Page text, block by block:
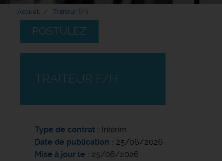
Accueil Traiteur f/h
POSTULEZ
TRAITEUR F/H
Type de contrat
Intérim
Date de publication
25/06/2026
Mise à jour le
25/06/2026